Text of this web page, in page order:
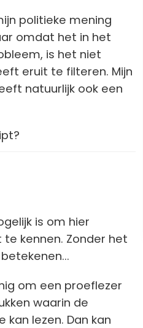
politieke mening
omdat het in het
is het niet
eruit te filteren. Mijn
natuurlijk ook een
is om hier
kennen. Zonder het
om een proeflezer
waarin de
lezen. Dan kan